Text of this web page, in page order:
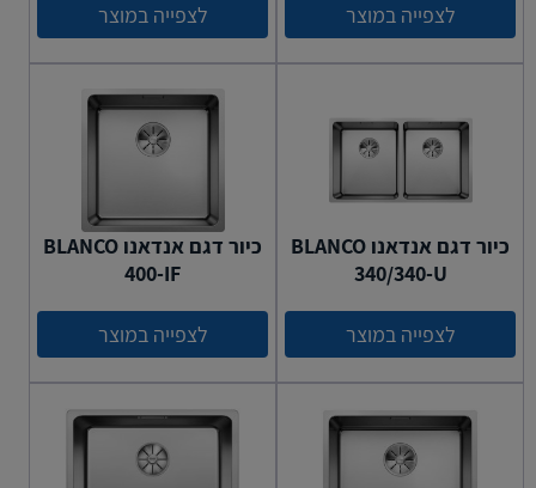
לצפייה במוצר לצפייה במוצר
כיור דגם אנדאנו BLANCO
340/340-U
לצפייה במוצר
כיור דגם אנדאנו BLANCO
400-IF
לצפייה במוצר